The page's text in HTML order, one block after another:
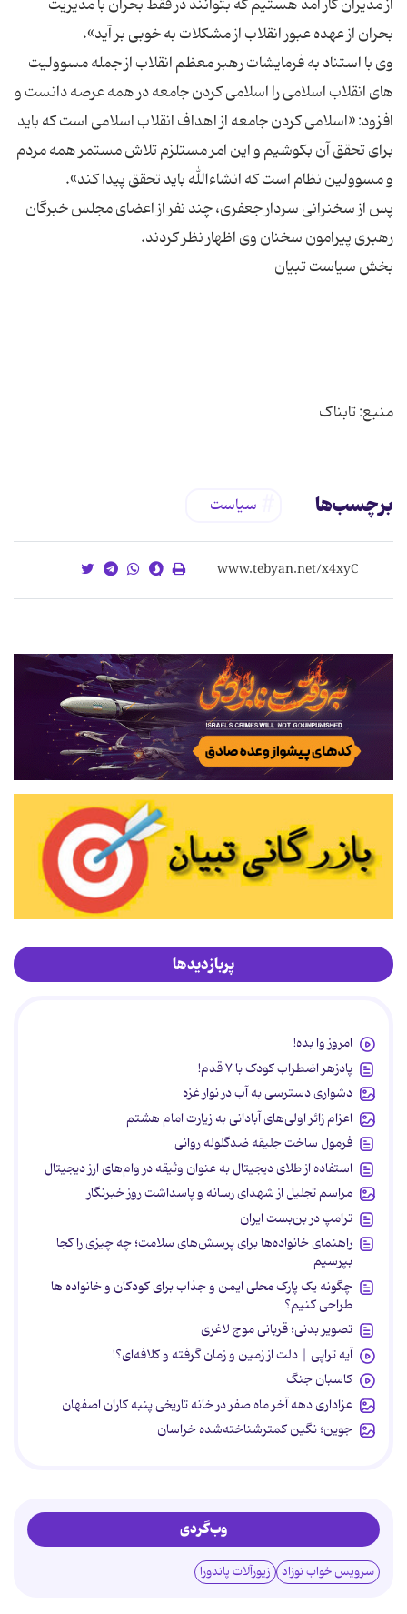
از مدیران کار آمد هستیم که بتوانند در فقط بحران با مدیریت
وی با استناد به فرمایشات رهبر معظم انقلاب از جمله مسوولیت
های انقلاب اسلامی را اسلامی کردن جامعه در همه عرصه دانست و
افزود: «اسلامی کردن جامعه از اهداف انقلاب اسلامی است که باید
برای تحقق آن بکوشیم و این امر مستلزم تلاش مستمر همه مردم
پس از سخنرانی سردار جعفری، چند نفر از اعضای مجلس خبرگان
منبع: تابناک
برچسب‌ها سیاست
پربازدیدها
امروز وا بده!
پادزهر اضطراب کودک با ۷ قدم!
دشواری دسترسی به آب در نوار غزه
اعزام زائر اولی‌های آبادانی به زیارت امام هشتم
فرمول ساخت جلیقه ضدگلوله روانی
استفاده از طلای دیجیتال به عنوان وثیقه در وام‌های ارز دیجیتال
مراسم تجلیل از شهدای رسانه و پاسداشت روز خبرنگار
ترامپ در بن‌بست ایران
راهنمای خانواده‌ها برای پرسش‌های سلامت؛ چه چیزی را کجا
بپرسیم
چگونه یک پارک محلی ایمن و جذاب برای کودکان و خانواده ها
طراحی کنیم؟
تصویر بدنی؛ قربانی موج لاغری
آیه تراپی | دلت از زمین و زمان گرفته و کلافه‌ای؟!
کاسبان جنگ
عزاداری دهه آخر ماه صفر در خانه تاریخی پنبه کاران اصفهان
جوین؛ نگین کمترشناخته‌شده خراسان
وب‌گردی
سرویس خواب نوزاد زیورآلات پاندورا